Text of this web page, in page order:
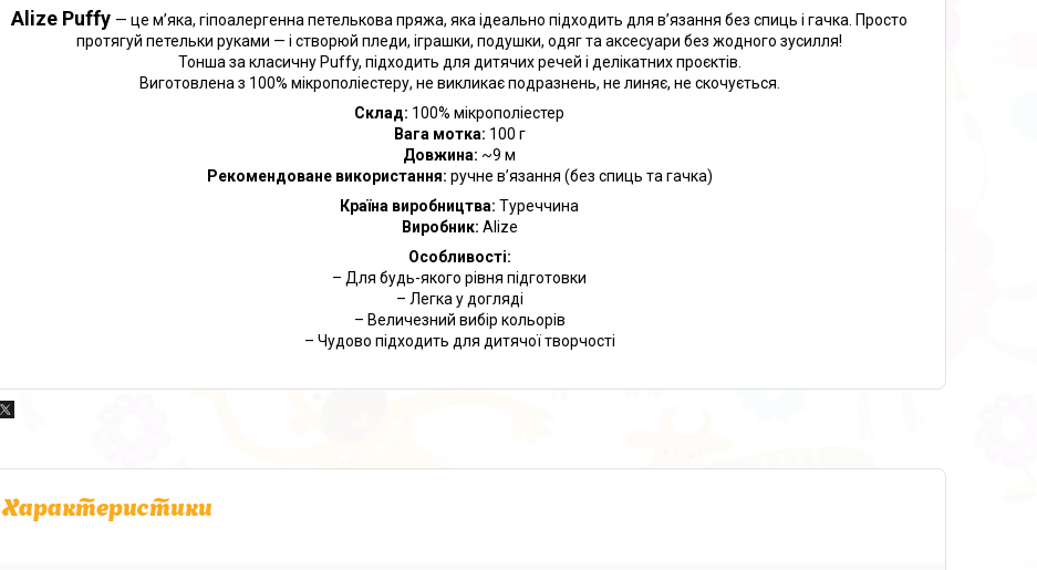
Alize Puffy — це м’яка, гіпоалергенна петелькова пряжа, яка ідеально підходить для в’язання без спиць і гачка. Просто
протягуй петельки руками — і створюй пледи, іграшки, подушки, одяг та аксесуари без жодного зусилля!
Тонша за класичну Puffy, підходить для дитячих речей і делікатних проєктів.
Виготовлена з 100% мікрополіестеру, не викликає подразнень, не линяє, не скочується.
Склад: 100% мікрополіестер
Вага мотка: 100 г
Довжина: ~9 м
Рекомендоване використання: ручне в’язання (без спиць та гачка)
Країна виробництва: Туреччина
Виробник: Alize
Особливості:
– Для будь-якого рівня підготовки
– Легка у догляді
– Величезний вибір кольорів
– Чудово підходить для дитячої творчості
Характеристики